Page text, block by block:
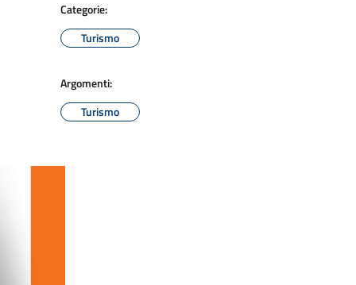
Categorie:
Turismo
Argomenti:
Turismo